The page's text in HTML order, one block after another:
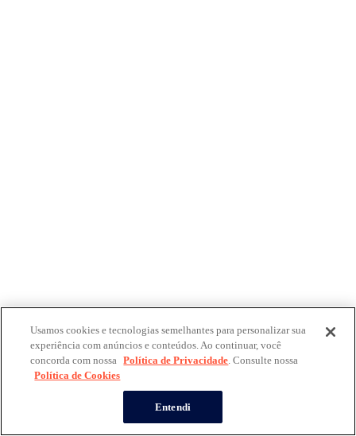
Usamos cookies e tecnologias semelhantes para personalizar sua
experiência com anúncios e conteúdos. Ao continuar, você
concorda com nossa Política de Privacidade. Consulte nossa
Política de Cookies
Entendi